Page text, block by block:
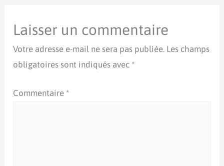
Laisser un commentaire
Votre adresse e-mail ne sera pas publiée. Les champs
obligatoires sont indiqués avec *
Commentaire *